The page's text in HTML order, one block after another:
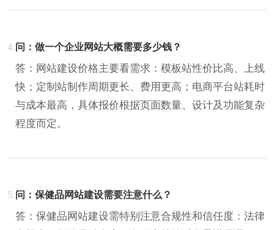
4.问：做一个企业网站大概需要多少钱？
答：网站建设价格主要看需求：模板站性价比高、上线
快；定制站制作周期更长、费用更高；电商平台站耗时
与成本最高，具体报价根据页面数量、设计及功能复杂
程度而定。
5.问：保健品网站建设需要注意什么？
答：保健品网站建设需特别注意合规性和信任度：法律